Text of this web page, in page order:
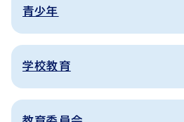
青少年
学校教育